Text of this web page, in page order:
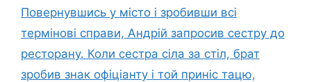
Повернувшись у місто і зробивши всі
термінові справи, Андрій запросив сестру до
ресторану. Коли сестра сіла за стіл, брат
зробив знак офіціанту і той приніс тацю,